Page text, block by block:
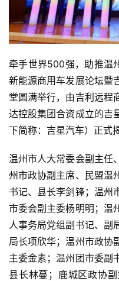
牵手世界500强，助推温
新能源商用车发展论坛暨
堂圆满举行，由吉利远程
达控股集团合资成立的吉
下简称：吉星汽车）正式
温州市人大常委会副主任
州市政协副主席、民盟温
书记、县长李剑锋；温州
市委会副主委杨明明；温
人事务局党组副书记、副
局长项欣华；温州市政协
主委金素；温州团市委副
县长林蔓；鹿城区政协